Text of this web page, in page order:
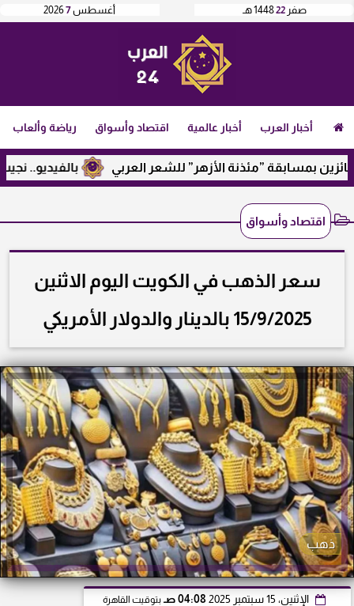
أغسطس7
2026 صفر 221448 هـ
أخبار العرب أخبار عالمية اقتصاد وأسواق رياضة وألعاب
بالفيديو.. نجيب ساويرس ”مئذنة الأزهر” للشعر العربي
اقتصاد وأسواق
سعر الذهب في الكويت اليوم الاثنين
15/9/2025 بالدينار والدولار الأمريكي
ذهب
الإثنين، 15 سبتمبر 2025 04:08 صـ بتوقيت القاهرة